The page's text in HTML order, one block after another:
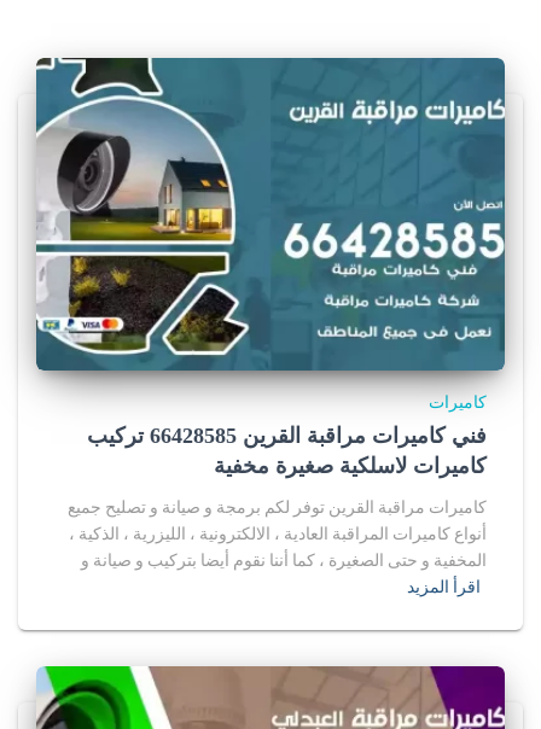
كاميرات
فني كاميرات مراقبة القرين 66428585 تركيب
كاميرات لاسلكية صغيرة مخفية
كاميرات مراقبة القرين توفر لكم برمجة و صيانة و تصليح جميع
أنواع كاميرات المراقبة العادية ، الالكترونية ، الليزرية ، الذكية ،
المخفية و حتى الصغيرة ، كما أننا نقوم أيضا بتركيب و صيانة و
اقرأ المزيد